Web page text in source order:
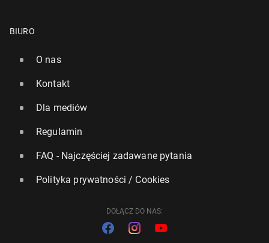
BIURO
O nas
Kontakt
Dla mediów
Regulamin
FAQ - Najczęściej zadawane pytania
Polityka prywatności / Cookies
DOŁĄCZ DO NAS: